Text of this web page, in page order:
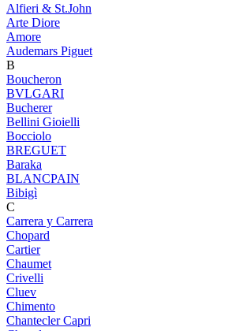
Alfieri & St.John
Arte Diore
Amore
Audemars Piguet
B
Boucheron
BVLGARI
Bucherer
Bellini Gioielli
Bocciolo
BREGUET
Baraka
BLANCPAIN
Bibigì
C
Carrera y Carrera
Chopard
Cartier
Chaumet
Crivelli
Cluev
Chimento
Chantecler Capri